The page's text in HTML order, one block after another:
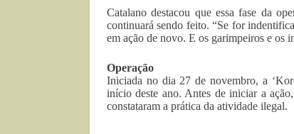
Catalano destacou que essa fase da
continuará sendo feito. “Se for
em ação de novo. E os garimpeiros e os
Operação
Iniciada no dia 27 de novembro, a
início deste ano. Antes de iniciar a
constataram a prática da atividade ilegal.